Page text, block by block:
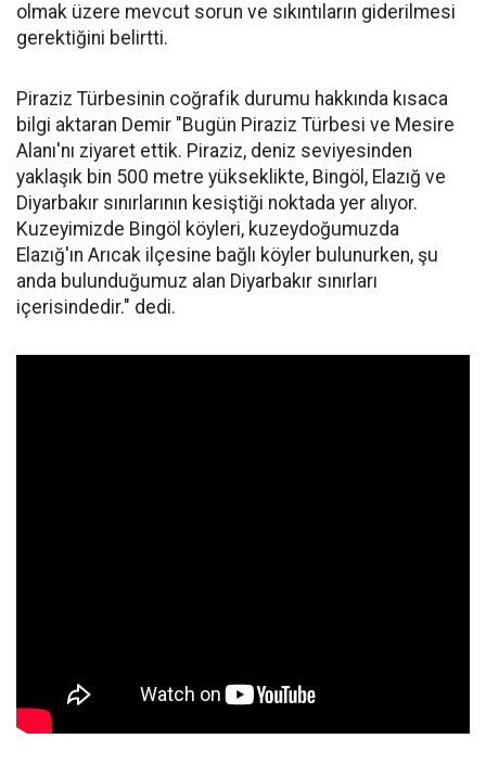
olmak üzere mevcut sorun ve sıkıntıların giderilmesi
gerektiğini belirtti.
Piraziz Türbesinin coğrafik durumu hakkında kısaca
bilgi aktaran Demir "Bugün Piraziz Türbesi ve Mesire
Alanı'nı ziyaret ettik. Piraziz, deniz seviyesinden
yaklaşık bin 500 metre yükseklikte, Bingöl, Elazığ ve
Diyarbakır sınırlarının kesiştiği noktada yer alıyor.
Kuzeyimizde Bingöl köyleri, kuzeydoğumuzda
Elazığ'ın Arıcak ilçesine bağlı köyler bulunurken, şu
anda bulunduğumuz alan Diyarbakır sınırları
içerisindedir." dedi.